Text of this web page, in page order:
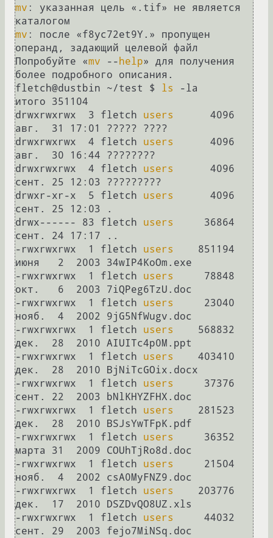
mv : указанная цель «.tif» не является
mv : после «f8yc72et9Y.» пропущен
операнд, задающий целевой файл
Попробуйте «mv -- help» для получения
более подробного описания.
fletch@dustbin ~/test $ ls
-la
итого 351104
drwxrwxrwx  3 fletch users
      4096
авг.  31 17:01 ????? ????
drwxrwxrwx  4 fletch users
      4096
авг.  30 16:44 ????????
drwxrwxrwx  4 fletch users
      4096
сент. 25 12:03 ?????????
drwxr-xr-x  5 fletch users
      4096
сент. 25 12:03 .
drwx------ 83 fletch users
     36864
сент. 24 17:17 ..
-rwxrwxrwx  1 fletch users
    851194
июня   2  2003 34wIP4KoOm.exe
-rwxrwxrwx  1 fletch users
     78848
окт.   6  2003 7iQPeg6TzU.doc
-rwxrwxrwx  1 fletch users
     23040
нояб.  4  2002 9jG5NfWugv.doc
-rwxrwxrwx  1 fletch users
    568832
дек.  28  2010 AIUITc4p0M.ppt
-rwxrwxrwx  1 fletch users
    403410
дек.  28  2010 BjNiTcGOix.docx
-rwxrwxrwx  1 fletch users
     37376
сент. 22  2003 bNlKHYZFHX.doc
-rwxrwxrwx  1 fletch users
    281523
дек.  28  2010 BSJsYwTFpK.pdf
-rwxrwxrwx  1 fletch users
     36352
марта 31  2009 COUhTjRo8d.doc
-rwxrwxrwx  1 fletch users
     21504
нояб.  4  2002 csA0MyFNZ9.doc
-rwxrwxrwx  1 fletch users
    203776
дек.  17  2010 DSZDvQO8UZ.xls
-rwxrwxrwx  1 fletch users
     44032
сент. 29  2003 fejo7MiNSq.doc